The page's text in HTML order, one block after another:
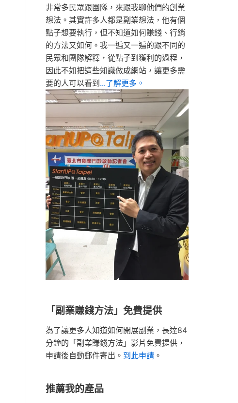
非常多民眾跟團隊，來跟我聊他們的創業
想法。其實許多人都是副業想法，他有個
點子想要執行，但不知道如何賺錢、行銷
的方法又如何。我一遍又一遍的跟不同的
民眾和團隊解釋，從點子到獲利的過程，
因此不如把這些知識做成網站，讓更多需
要的人可以看到 ...了解更多。
「副業賺錢方法」免費提供
為了讓更多人知道如何開展副業，長達84
分鐘的「副業賺錢方法」影片免費提供，
申請後自動郵件寄出。 到此申請 。
推薦我的產品